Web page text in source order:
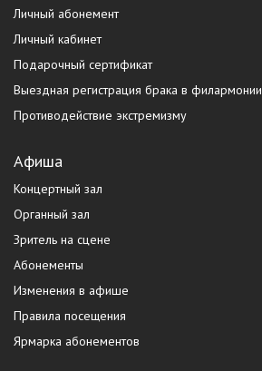
Личный абонемент
Личный кабинет
Подарочный сертификат
Выездная регистрация брака в филармонии
Противодействие экстремизму
Афиша
Концертный зал
Органный зал
Зритель на сцене
Абонементы
Изменения в афише
Правила посещения
Ярмарка абонементов